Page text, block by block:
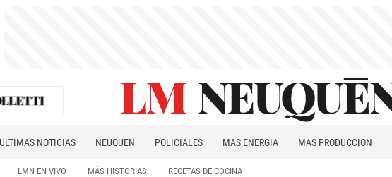
ÚLTIMAS NOTICIAS NEUQUÉN POLICIALES MÁS ENERGÍA MÁS PRODUCCIÓN
LMN EN VIVO MÁS HISTORIAS RECETAS DE COCINA